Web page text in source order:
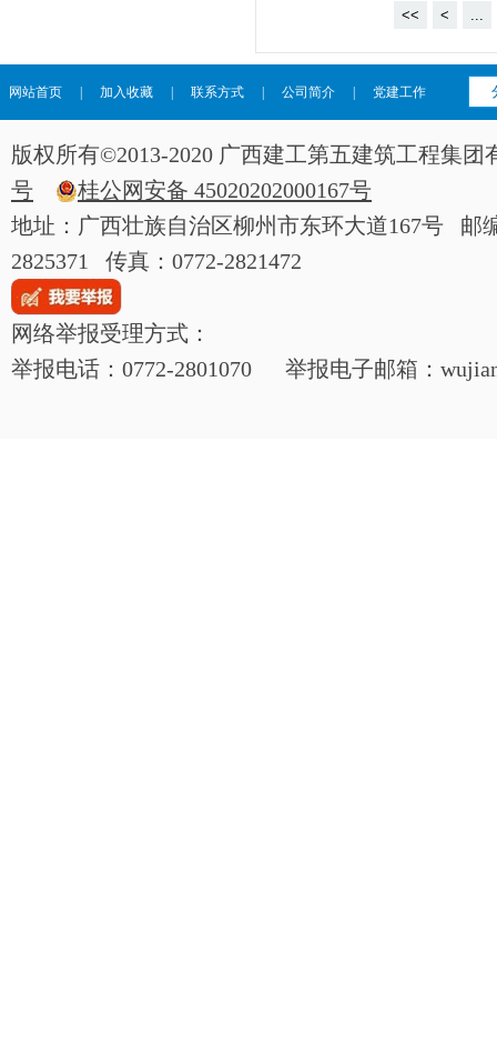
<< < ...
网站首页 加入收藏 联系方式 公司简介 党建工作
版权所有©2013-2020 广西建工第五建筑工程集
号
桂公网安备 45020202000167号
地址：广西壮族自治区柳州市东环大道167号 邮
2825371 传真：0772-2821472
网络举报受理方式：
举报电话：0772-2801070 举报电子邮箱：